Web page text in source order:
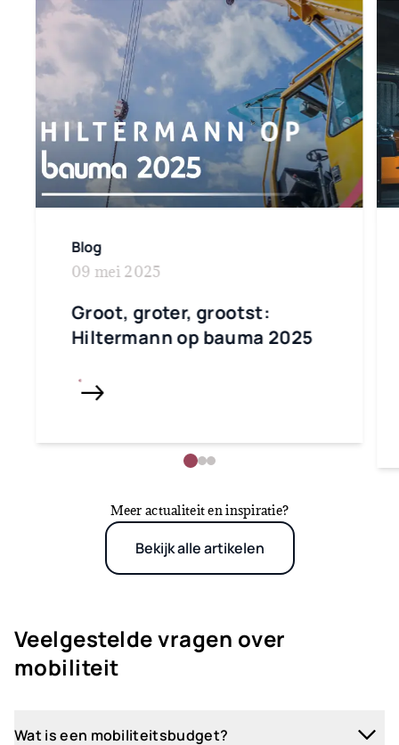
Blog
09 mei 2025
Groot, groter, grootst:
Hiltermann op bauma 2025
Meer actualiteit en inspiratie?
Bekijk alle artikelen
Veelgestelde vragen over
mobiliteit
Wat is een mobiliteitsbudget?